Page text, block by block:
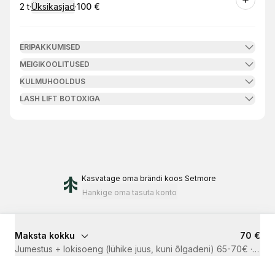
. Kestus:
2 t·Üksikasjad·
.Hind
100 €
ERIPAKKUMISED
MEIGIKOOLITUSED
KULMUHOOLDUS
LASH LIFT BOTOXIGA
Kasvatage oma brändi koos Setmore
Hankige oma tasuta konto
Maksta kokku
70 €
Jumestus + lokisoeng (lühike juus, kuni õlgadeni) 65-70€ ·1 t